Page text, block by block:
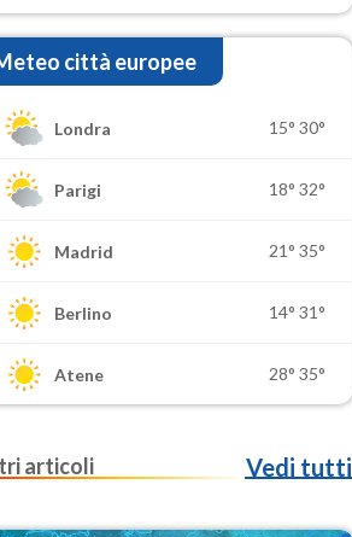
città europee
Londra 15° 30°
Parigi 18° 32°
Madrid 21° 35°
Berlino 14° 31°
Atene 28° 35°
articoli Vedi tutti